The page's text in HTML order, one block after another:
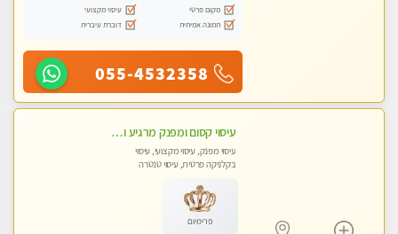
מקום פרטי
עיסוי מקצועי
תמונה אמיתית
דוברת עיברית
055-4532358
עיסוי קסום ומפנק מרגיע ואיכותי מידי זהב !
עיסוי מפנק, עיסוי מקצועי, עיסוי
בקלניקה פרטית, עיסוי טנטרה
פרימיום